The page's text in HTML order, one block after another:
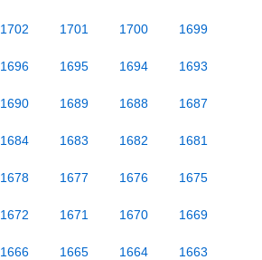
1702 1701 1700 1699
1696 1695 1694 1693
1690 1689 1688 1687
1684 1683 1682 1681
1678 1677 1676 1675
1672 1671 1670 1669
1666 1665 1664 1663